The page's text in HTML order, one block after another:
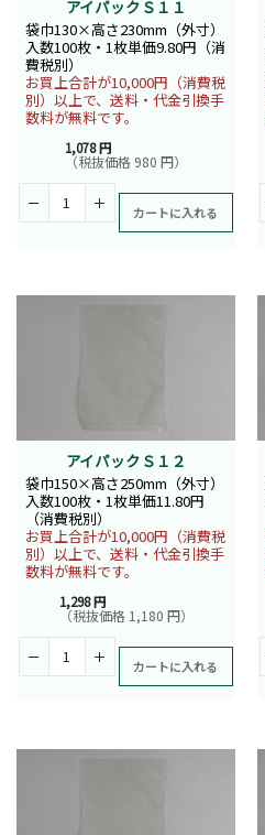
アイパックＳ１１
袋巾130×高さ230mm（外寸）
入数100枚・1枚単価9.80円（消
費税別）
お買上合計が10,000円（消費税
別）以上で、送料・代金引換手
数料が無料です。
1,078 円
（税抜価格 980 円）
カートに入れる
アイパックＳ１２
袋巾150×高さ250mm（外寸）
入数100枚・1枚単価11.80円
（消費税別）
お買上合計が10,000円（消費税
別）以上で、送料・代金引換手
数料が無料です。
1,298 円
（税抜価格 1,180 円）
カートに入れる